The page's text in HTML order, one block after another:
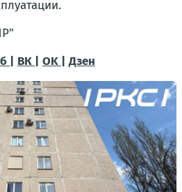
| ВК | OK | Дзен